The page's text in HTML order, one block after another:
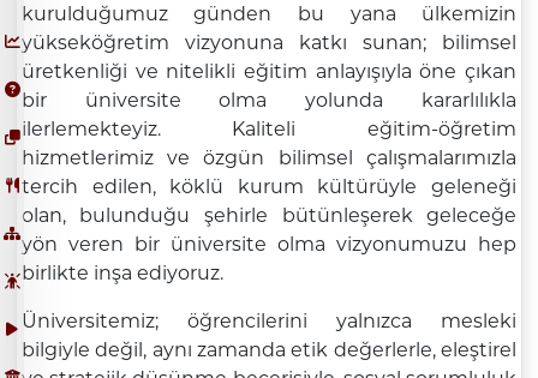
kurulduğumuz günden bu yana ülkemizin
yükseköğretim vizyonuna katkı sunan; bilimsel
üretkenliği ve nitelikli eğitim anlayışıyla öne çıkan
bir üniversite olma yolunda kararlılıkla
ilerlemekteyiz. Kaliteli eğitim-öğretim
hizmetlerimiz ve özgün bilimsel çalışmalarımızla
tercih edilen, köklü kurum kültürüyle geleneği
olan, bulunduğu şehirle bütünleşerek geleceğe
yön veren bir üniversite olma vizyonumuzu hep
birlikte inşa ediyoruz.
Üniversitemiz; öğrencilerini yalnızca mesleki
bilgiyle değil, aynı zamanda etik değerlerle, eleştirel